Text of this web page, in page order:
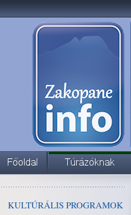
KULTÚRÁLIS PROGRAMOK